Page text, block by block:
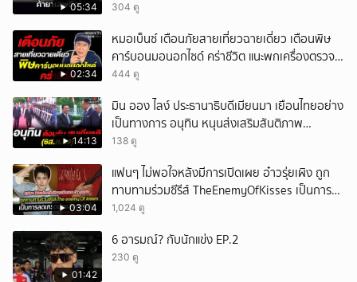
05:34 304 ดู
02:34
หมอเบ็นซ์ เตือนภัยสายเที่ยวฉายเดี่ยว เตือนพิษ
คาร์บอนมอนอกไซด์ คร่าชีวิต แนะพกเครื่องตรวจ
วัดติดตัว
444 ดู
14:13
มิน ออง ไลง์ ประธานาธิบดีเมียนมา เยือนไทยอย่าง
เป็นทางการ อนุทิน หนุนส่งเสริมสันติภาพ
เสถียรภาพชายแดน
138 ดู
03:04
แฟนๆ ไม่พอใจหลังมีการเปิดเผย อ๋าวรุ่ยเผิง ถูก
ทาบทามร่วมซีรีส์ TheEnemyOfKisses เป็นการ
ลดเกรดนักแสดงหรือไม่
1,024 ดู
01:42
6 อารมณ์? กับนักแข่ง EP.2
230 ดู